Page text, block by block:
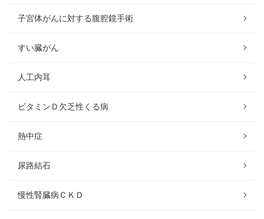
子宮体がんに対する腹腔鏡手術
すい臓がん
人工内耳
ビタミンＤ欠乏性くる病
熱中症
尿路結石
慢性腎臓病ＣＫＤ